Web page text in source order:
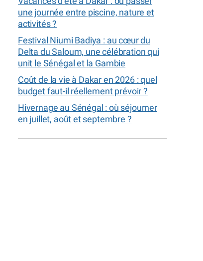
une journée entre piscine, nature et
activités ?
Festival Niumi Badiya : au cœur du
Delta du Saloum, une célébration qui
unit le Sénégal et la Gambie
Coût de la vie à Dakar en 2026 : quel
budget faut-il réellement prévoir ?
Hivernage au Sénégal : où séjourner
en juillet, août et septembre ?